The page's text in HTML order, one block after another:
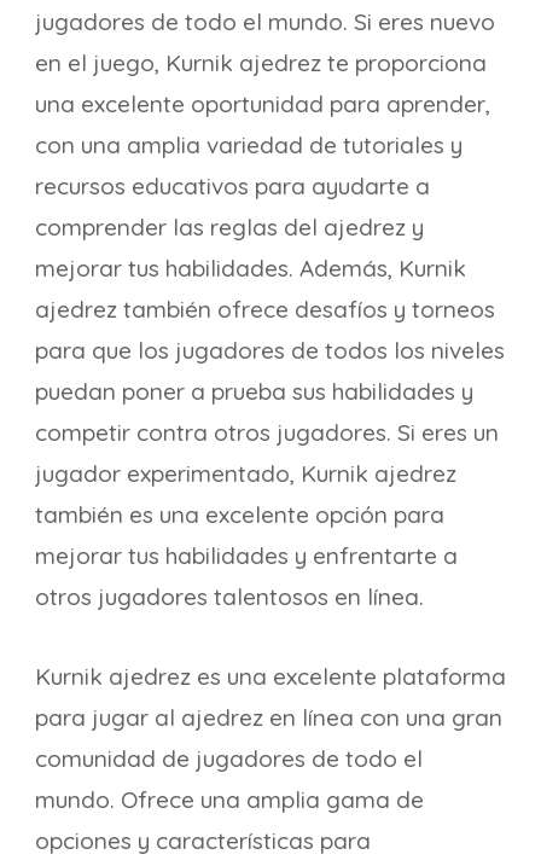
jugadores de todo el mundo. Si eres nuevo
en el juego, Kurnik ajedrez te proporciona
una excelente oportunidad para aprender,
con una amplia variedad de tutoriales y
recursos educativos para ayudarte a
comprender las reglas del ajedrez y
mejorar tus habilidades. Además, Kurnik
ajedrez también ofrece desafíos y torneos
para que los jugadores de todos los niveles
puedan poner a prueba sus habilidades y
competir contra otros jugadores. Si eres un
jugador experimentado, Kurnik ajedrez
también es una excelente opción para
mejorar tus habilidades y enfrentarte a
otros jugadores talentosos en línea.
Kurnik ajedrez es una excelente plataforma
para jugar al ajedrez en línea con una gran
comunidad de jugadores de todo el
mundo. Ofrece una amplia gama de
opciones y características para